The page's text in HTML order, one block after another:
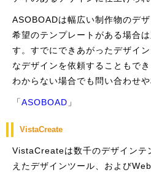
ASOBOADは幅広い制作物のデ
希望のテンプレートがある場合
す。すでにできあがったデザイ
なデザインを依頼することもで
わからない場合でも問い合わせや
「ASOBOAD 」
VistaCreate
VistaCreateは数千のデザインテ
えたデザインツール、および